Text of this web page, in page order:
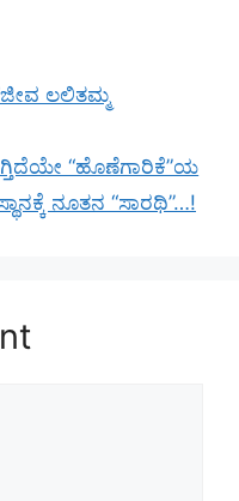
ಲಲಿತಮ್ಮ
“ಹೊಣೆಗಾರಿಕೆ”ಯ
ನೂತನ “ಸಾರಥಿ”…!